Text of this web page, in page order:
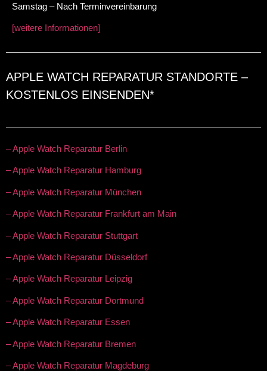
Samstag – Nach Terminvereinbarung
[weitere Informationen]
APPLE WATCH REPARATUR STANDORTE –
KOSTENLOS EINSENDEN*
– Apple Watch Reparatur Berlin
– Apple Watch Reparatur Hamburg
– Apple Watch Reparatur München
– Apple Watch Reparatur Frankfurt am Main
– Apple Watch Reparatur Stuttgart
– Apple Watch Reparatur Düsseldorf
– Apple Watch Reparatur Leipzig
– Apple Watch Reparatur Dortmund
– Apple Watch Reparatur Essen
– Apple Watch Reparatur Bremen
– Apple Watch Reparatur Magdeburg